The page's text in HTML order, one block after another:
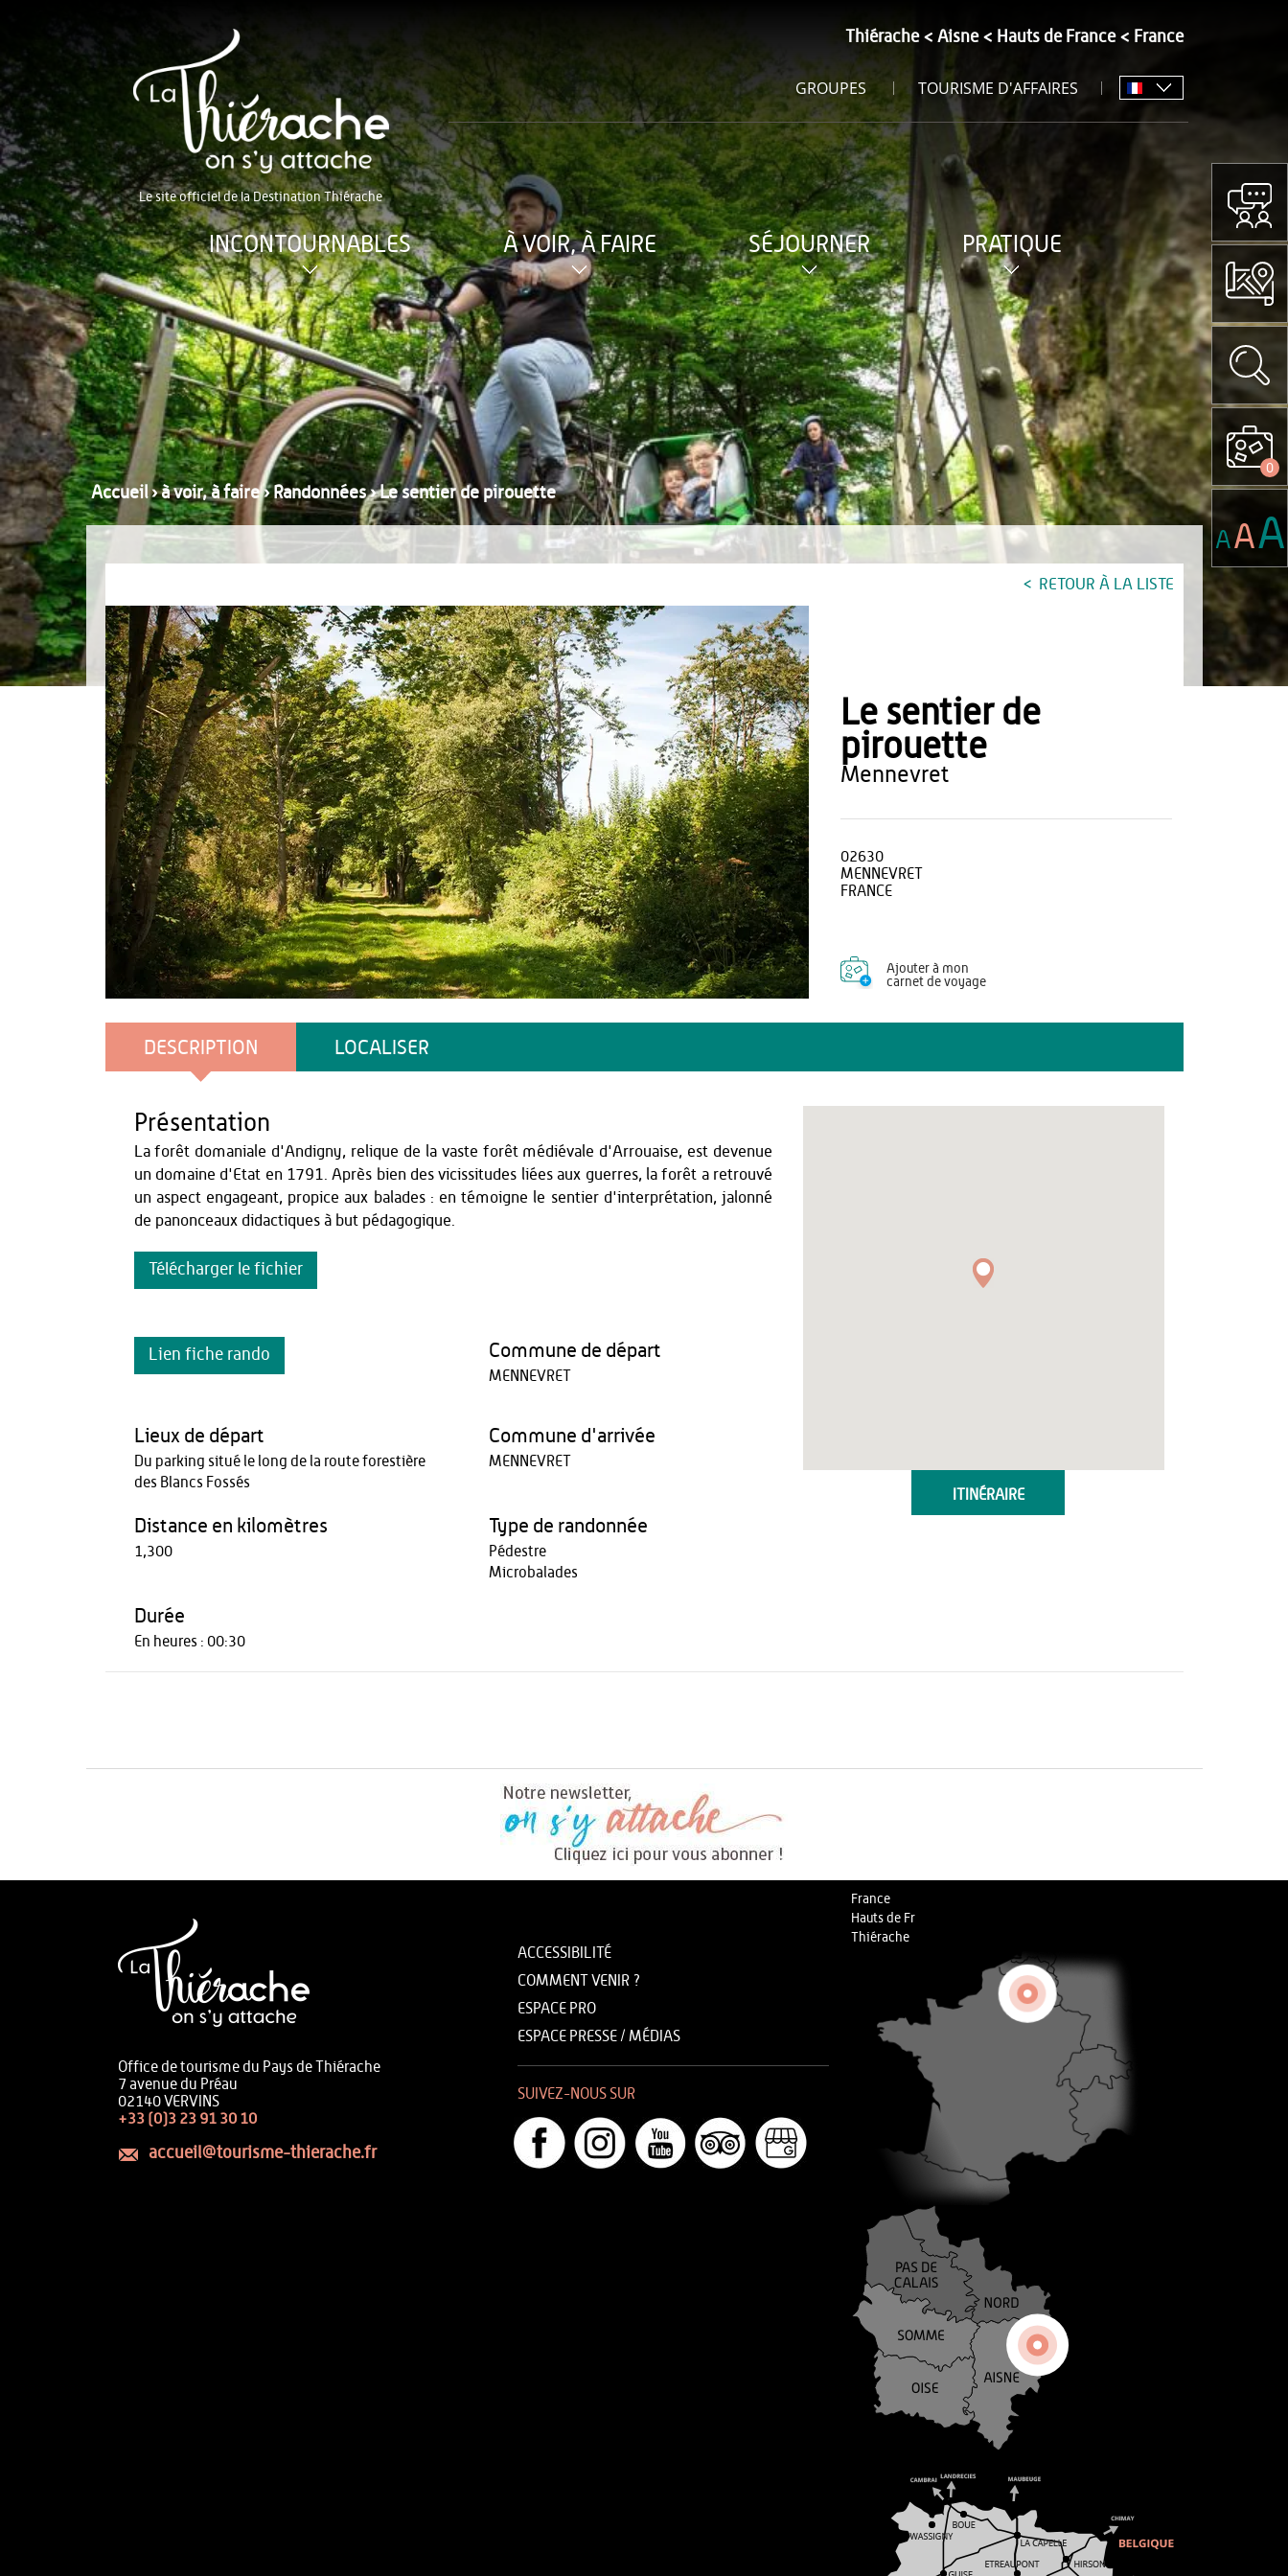
Le site officiel de la Destination Thiérache
Thiérache Aisne Hauts de France France
GROUPES TOURISME D'AFFAIRES
INCONTOURNABLES À VOIR, À FAIRE SÉJOURNER PRATIQUE
Accueil›à voir, à faire›Randonnées›Le sentier de pirouette
RETOUR À LA LISTE
Le sentier de
pirouette
mennevret
02630
MENNEVRET
FRANCE
Ajouter à mon
carnet de voyage
DESCRIPTION LOCALISER
ITINÉRAIRE
Présentation
La forêt domaniale d'Andigny, relique de la vaste forêt médiévale d'Arrouaise, est devenue
un domaine d'Etat en 1791. Après bien des vicissitudes liées aux guerres, la forêt a retrouvé
un aspect engageant, propice aux balades : en témoigne le sentier d'interprétation, jalonné
de panonceaux didactiques à but pédagogique.
Télécharger le fichier
Lien fiche rando Commune de départ
MENNEVRET
Lieux de départ
Du parking situé le long de la route forestière
des Blancs Fossés
Commune d'arrivée
MENNEVRET
Distance en kilomètres
1,300
Type de randonnée
Pédestre
Microbalades
Durée
En heures : 00:30
Office de tourisme du Pays de Thiérache
7 avenue du Préau
02140 VERVINS
+33 (0)3 23 91 30 10
accueil@tourisme-thierache.fr
ACCESSIBILITÉ
COMMENT VENIR ?
ESPACE PRO
ESPACE PRESSE / MÉDIAS
SUIVEZ-NOUS SUR
France
Hauts de Fr
Thiérache
0
AAA